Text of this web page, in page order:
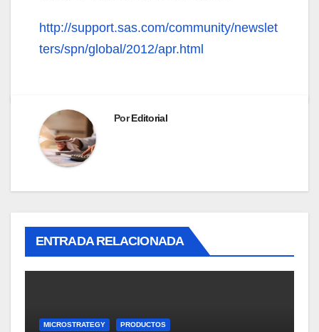
http://support.sas.com/community/newslet
ters/spn/global/2012/apr.html
PorEditorial
ENTRADA RELACIONADA
MICROSTRATEGY PRODUCTOS